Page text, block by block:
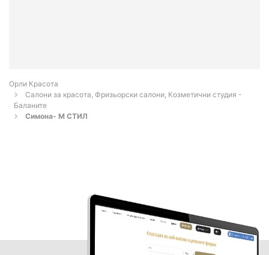
Орли Красота
Салони за красота, Фризьорски салони, Козметични студия -
Баланите
Симона- М СТИЛ